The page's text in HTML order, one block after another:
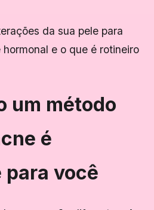
da sua pele para
e o que é rotineiro
um método
é
você